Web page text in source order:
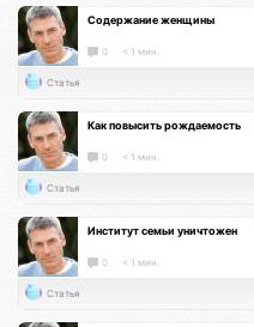
Содержание женщины
0 < 1 мин.
Статья
Как повысить рождаемость
0 < 1 мин.
Статья
Институт семьи уничтожен
0 < 1 мин.
Статья